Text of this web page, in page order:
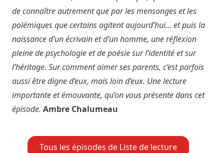
de connaître autrement que par les mensonges et les
polémiques que certains agitent aujourd’hui… et puis la
naissance d’un écrivain et d’un homme, une réflexion
pleine de psychologie et de poésie sur l’identité et sur
l’héritage. Sur comment aimer ses parents, c’est parfois
aussi être digne d’eux, mais loin d’eux. Une lecture
importante et émouvante, qu’on vous présente dans cet
épisode. Ambre Chalumeau
Tous les épisodes de Liste de lecture